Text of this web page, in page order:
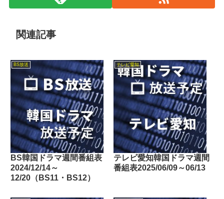
関連記事
BS放送
BS韓国ドラマ週間番組表
2024/12/14～
12/20（BS11・BS12）
テレビ愛知
テレビ愛知韓国ドラマ週間
番組表2025/06/09～06/13